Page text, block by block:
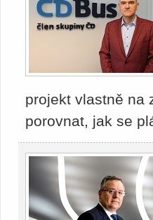
projekt vlastně na
porovnat, jak se